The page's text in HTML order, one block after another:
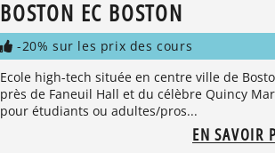
BOSTON EC BOSTON
-20% sur les prix des cours
Ecole high-tech située en centre ville de
près de Faneuil Hall et du célèbre Quincy
pour étudiants ou adultes/pros...
EN SAVOIR